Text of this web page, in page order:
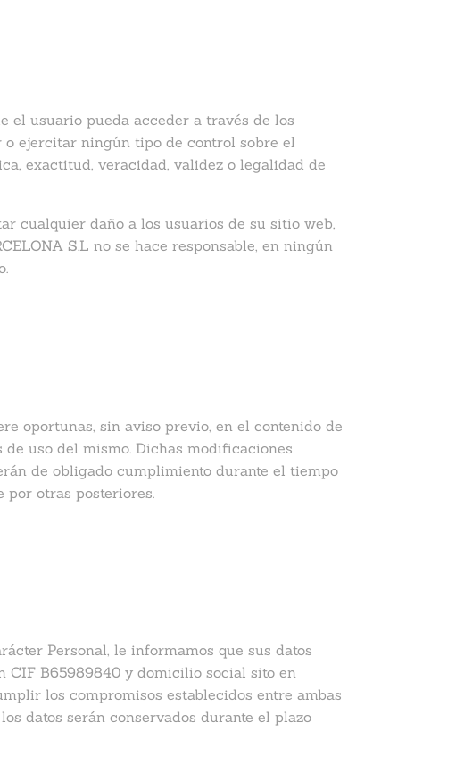
el usuario pueda acceder a través de los
o ejercitar ningún tipo de control sobre el
exactitud, veracidad, validez o legalidad de
cualquier daño a los usuarios de su sitio web,
S.L no se hace responsable, en ningún
oportunas, sin aviso previo, en el contenido de
uso del mismo. Dichas modificaciones
de obligado cumplimiento durante el tiempo
otras posteriores.
Personal, le informamos que sus datos
CIF B65989840 y domicilio social sito en
los compromisos establecidos entre ambas
datos serán conservados durante el plazo